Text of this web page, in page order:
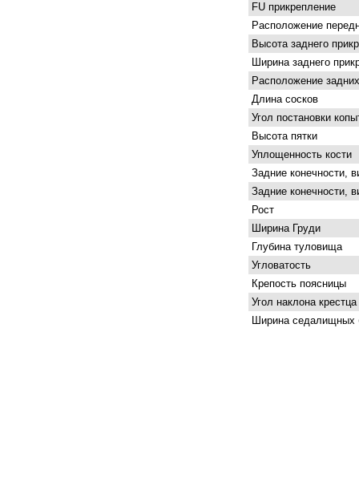
FU прикрепление
Расположение
Высота заднего
Ширина заднего
Расположение
Длина сосков
Угол постановки
Высота пятки
Уплощенность кости
Задние конечности,
Задние конечности,
Рост
Ширина Груди
Глубина туловища
Угловатость
Крепость поясницы
Угол наклона крестца
Ширина седалищных